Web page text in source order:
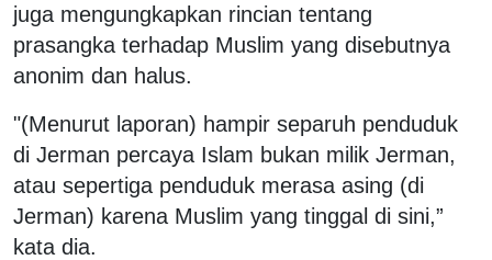
juga mengungkapkan rincian tentang
prasangka terhadap Muslim yang disebutnya
anonim dan halus.
"(Menurut laporan) hampir separuh penduduk
di Jerman percaya Islam bukan milik Jerman,
atau sepertiga penduduk merasa asing (di
Jerman) karena Muslim yang tinggal di sini,”
kata dia.